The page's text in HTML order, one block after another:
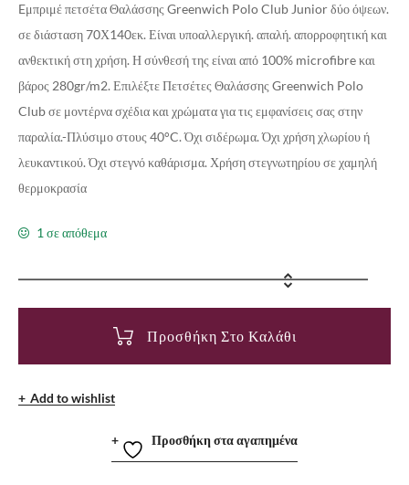
Eμπριμέ πετσέτα Θαλάσσης Greenwich Polo Club Junior δύο όψεων.
σε διάσταση 70Χ140εκ. Είναι υποαλλεργική. απαλή. απορροφητική και
ανθεκτική στη χρήση. Η σύνθεσή της είναι από 100% microfibre και
βάρος 280gr/m2. Επιλέξτε Πετσέτες Θαλάσσης Greenwich Polo
Club σε μοντέρνα σχέδια και χρώματα για τις εμφανίσεις σας στην
παραλία.-Πλύσιμο στους 40°C. Όχι σιδέρωμα. Όχι χρήση χλωρίου ή
λευκαντικού. Όχι στεγνό καθάρισμα. Χρήση στεγνωτηρίου σε χαμηλή
θερμοκρασία
1 σε απόθεμα
Προσθήκη Στο Καλάθι
Add to wishlist
Προσθήκη στα αγαπημένα